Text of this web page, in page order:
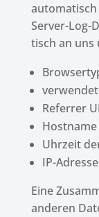
Server-Log-
tisch an uns
Refer­rer
Uhrzeit
IP-Adresse
Eine
ande­ren